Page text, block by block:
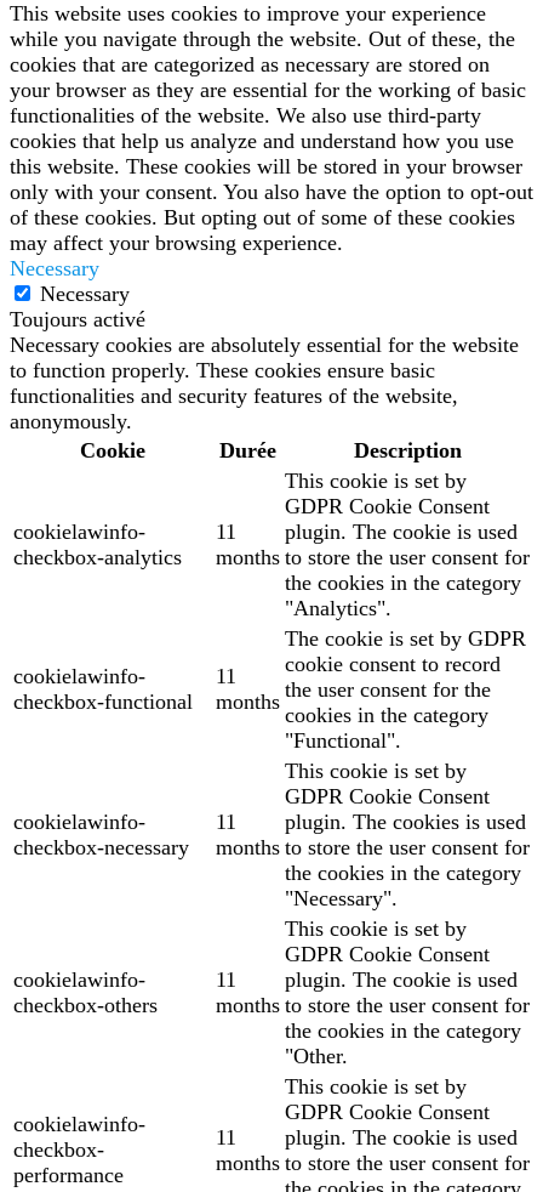
This website uses cookies to improve your experience
while you navigate through the website. Out of these, the
cookies that are categorized as necessary are stored on
your browser as they are essential for the working of basic
functionalities of the website. We also use third-party
cookies that help us analyze and understand how you use
this website. These cookies will be stored in your browser
only with your consent. You also have the option to opt-out
of these cookies. But opting out of some of these cookies
may affect your browsing experience.
Necessary
Necessary
Toujours activé
Necessary cookies are absolutely essential for the website
to function properly. These cookies ensure basic
functionalities and security features of the website,
anonymously.
Cookie
Durée Description
cookielawinfo-
checkbox-analytics
11
months
This cookie is set by
GDPR Cookie Consent
plugin. The cookie is used
to store the user consent for
the cookies in the category
"Analytics".
cookielawinfo-
checkbox-functional
11
months
The cookie is set by GDPR
cookie consent to record
the user consent for the
cookies in the category
"Functional".
cookielawinfo-
checkbox-necessary
11
months
This cookie is set by
GDPR Cookie Consent
plugin. The cookies is used
to store the user consent for
the cookies in the category
"Necessary".
cookielawinfo-
checkbox-others
11
months
This cookie is set by
GDPR Cookie Consent
plugin. The cookie is used
to store the user consent for
the cookies in the category
"Other.
cookielawinfo-
checkbox-
performance
11
months
This cookie is set by
GDPR Cookie Consent
plugin. The cookie is used
to store the user consent for